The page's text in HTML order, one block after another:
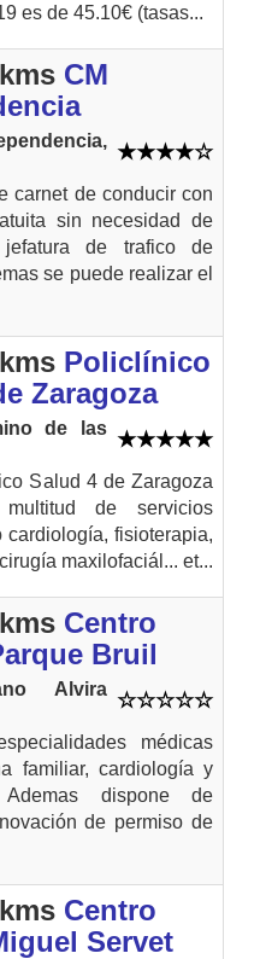
es de 45.10€ (tasas...
CM
carnet de conducir con
sin necesidad de
de trafico de
se puede realizar el
Policlínico
Zaragoza
de las
Salud 4 de Zaragoza
de servicios
cardiología, fisioterapia,
maxilofaciál... et...
Centro
Bruil
Alvira
médicas
familiar, cardiología y
Ademas dispone de
de permiso de
Centro
Servet